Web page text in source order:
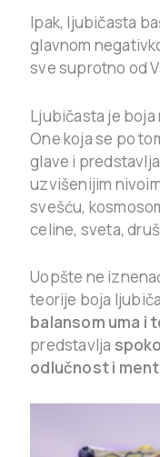
Ipak, ljubičasta
glavnom
sve suprotno od
Ljubičasta je
One koja se po
glave i
uzvišenijim
svešću,
celine, sveta,
Uopšte ne
teorije boja
balansom uma i
predstavlja
odlučnost i